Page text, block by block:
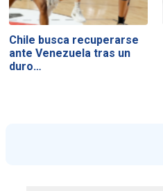
Chile busca recuperarse
ante Venezuela tras un
duro…